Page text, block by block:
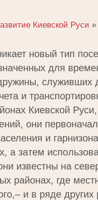
Киевской Руси
новый тип
для
служивших
и
Киевской
они
и
а затем
известны на
районах, где
и в ряде других